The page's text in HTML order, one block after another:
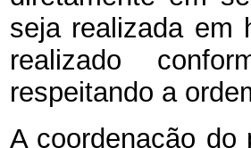
seja realizada em
realizado
respeitando a
A coordenação do